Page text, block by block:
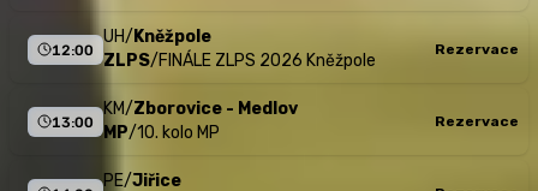
12:00
UH/ Kněžpole
ZLPS/FINÁLE ZLPS 2026 Kněžpole
Rezervace
13:00
KM/Zborovice - Medlov
MP/10. kolo MP
Rezervace
PE/Jiřice